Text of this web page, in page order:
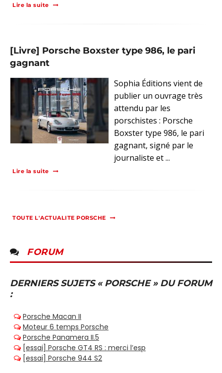
Lire la suite
[Livre] Porsche Boxster type 986, le pari
gagnant
Sophia Éditions vient de
publier un ouvrage très
attendu par les
porschistes : Porsche
Boxster type 986, le pari
gagnant, signé par le
journaliste et ...
Lire la suite
TOUTE L'ACTUALITE PORSCHE
FORUM
DERNIERS SUJETS « PORSCHE » DU FORUM
: